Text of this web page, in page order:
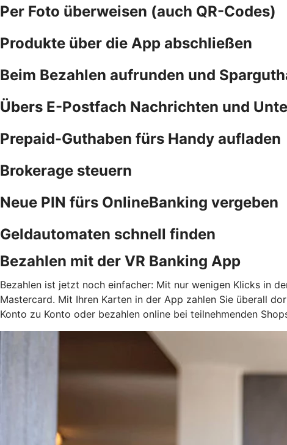
Per Foto überweisen (auch QR-Codes)
Produkte über die App abschließen
Beim Bezahlen aufrunden und
Übers E-Postfach Nachrichten und
Prepaid-Guthaben fürs Handy aufladen
Brokerage steuern
Neue PIN fürs OnlineBanking vergeben
Geldautomaten schnell finden
Bezahlen mit der VR Banking App
Bezahlen ist jetzt noch einfacher: Mit nur wenigen Klicks in
Mastercard. Mit Ihren Karten in der App zahlen Sie überall
Konto zu Konto oder bezahlen online bei teilnehmenden